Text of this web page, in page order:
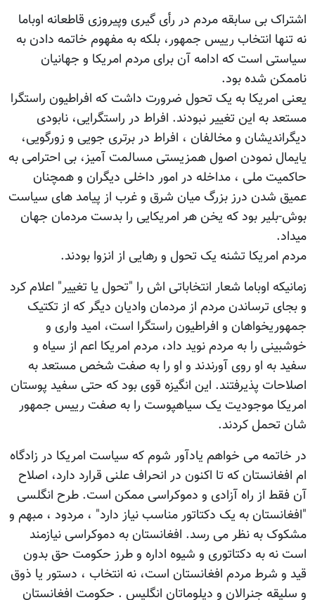
اشتراک بی سابقه مردم در رأی گیری وپیروزی قاطعانه اوباما
نه تنها انتخاب رییس جمهور، بلکه به مفهوم خاتمه دادن به
سیاستی است که ادامه آن برای مردم امریکا و جهانیان
ناممکن شده بود.
یعنی امریکا به یک تحول ضرورت داشت که افراطیون راستگرا
مستعد به این تغییر نبودند. افراط در راستگرایی، نابودی
دیگراندیشان و مخالفان ، افراط در برتری جویی و زورگویی،
یایمال نمودن اصول همزیستی مسالمت آمیز، بی احترامی به
حاکمیت ملی ، مداخله در امور داخلی دیگران و همچنان
عمیق شدن درز بزرگ میان شرق و غرب از پیامد های سیاست
بوش-بلیر بود که یخن هر امریکایی را بدست مردمان جهان
میداد.
مردم امریکا تشنه یک تحول و رهایی از انزوا بودند.
زمانیکه اوباما شعار انتخاباتی اش را "تحول یا تغییر" اعلام کرد
و بجای ترساندن مردم از مردمان وادیان دیگر که از تکتیک
جمهوریخواهان و افراطیون راستگرا است، امید واری و
خوشبینی را به مردم نوید داد، مردم امریکا اعم از سیاه و
سفید به او روی آورندند و او را به صفت شخص مستعد به
اصلاحات پذیرفتند. این انگیزه قوی بود که حتی سفید پوستان
امریکا موجودیت یک سیاهپوست را به صفت رییس جمهور
شان تحمل کردند.
در خاتمه می خواهم یادآور شوم که سیاست امریکا در زادگاه
ام افغانستان که تا اکنون در انحراف علنی قرارد دارد، اصلاح
آن فقط از راه آزادی و دموکراسی ممکن است. طرح انگلسی
"افغانستان به یک دکتاتور مناسب نیاز دارد" ، مردود ، مبهم و
مشکوک به نظر می رسد. افغانستان به دموکراسی نیازمند
است نه به دکتاتوری و شیوه اداره و طرز حکومت حق بدون
قید و شرط مردم افغانستان است، نه انتخاب ، دستور یا ذوق
و سلیقه جنرالان و دپلوماتان انگلیس . حکومت افغانستان